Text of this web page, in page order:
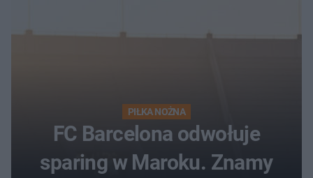
PIŁKA NOŻNA
FC Barcelona odwołuje
sparing w Maroku. Znamy